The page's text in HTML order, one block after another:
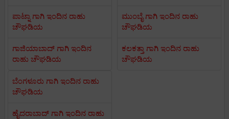
ಪಾಟ್ನಾ ಗಾಗಿ ಇಂದಿನ ರಾಹು
ಚೌಘಡಿಯ
ಗಾಜಿಯಾಬಾದ್ ಗಾಗಿ ಇಂದಿನ
ರಾಹು ಚೌಘಡಿಯ
ಮುಂಬೈ ಗಾಗಿ ಇಂದಿನ ರಾಹು
ಚೌಘಡಿಯ
ಕಲಕತ್ತಾ ಗಾಗಿ ಇಂದಿನ ರಾಹು
ಚೌಘಡಿಯ
ಬೆಂಗಳೂರು ಗಾಗಿ ಇಂದಿನ ರಾಹು
ಚೌಘಡಿಯ
ಹೈದರಾಬಾದ್ ಗಾಗಿ ಇಂದಿನ ರಾಹು